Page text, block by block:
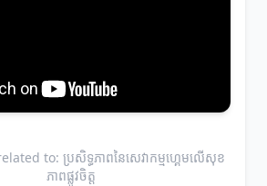
to: ប្រសិទ្ធភាពនៃសេវាកម្មហ្គេមលើសុខ
ភាពផ្លូវចិត្ត